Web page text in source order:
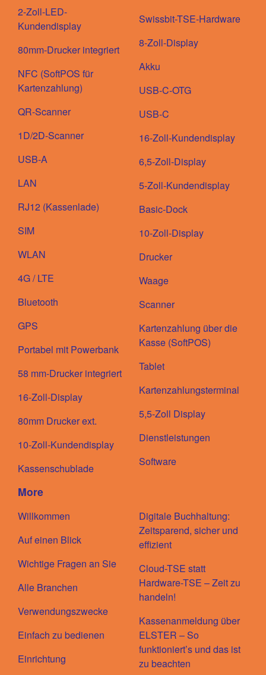
2-Zoll-LED-
Kundendisplay
80mm-Drucker integriert
NFC (SoftPOS für
Kartenzahlung)
QR-Scanner
1D/2D-Scanner
USB-A
LAN
RJ12 (Kassenlade)
SIM
WLAN
4G / LTE
Bluetooth
GPS
Portabel mit Powerbank
58 mm-Drucker integriert
16-Zoll-Display
80mm Drucker ext.
10-Zoll-Kundendisplay
Kassenschublade
Swissbit-TSE-Hardware
8-Zoll-Display
Akku
USB-C-OTG
USB-C
16-Zoll-Kundendisplay
6,5-Zoll-Display
5-Zoll-Kundendisplay
Basic-Dock
10-Zoll-Display
Drucker
Waage
Scanner
Kartenzahlung über die
Kasse (SoftPOS)
Tablet
Kartenzahlungsterminal
5,5-Zoll Display
Dienstleistungen
Software
More
Willkommen
Auf einen Blick
Wichtige Fragen an Sie
Alle Branchen
Verwendungszwecke
Einfach zu bedienen
Einrichtung
Digitale Buchhaltung:
Zeitsparend, sicher und
effizient
Cloud-TSE statt
Hardware-TSE – Zeit zu
handeln!
Kassenanmeldung über
ELSTER – So
funktioniert’s und das ist
zu beachten